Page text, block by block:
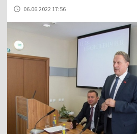
06.06.2022 17:56